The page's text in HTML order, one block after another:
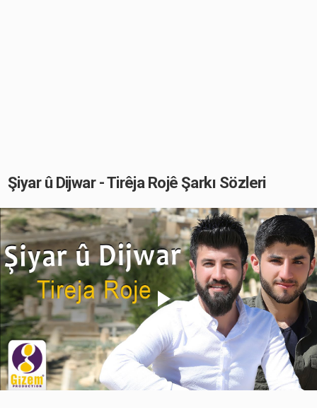
Şiyar û Dijwar - Tirêja Rojê Şarkı Sözleri
Play
Video